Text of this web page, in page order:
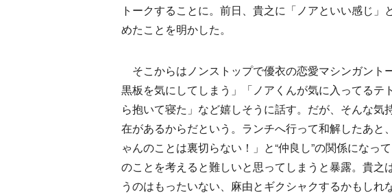
トークすることに。前日、貴之に「ノアといい感じ
めたことを明かした。
そこからはノンストップで優衣の恋愛マシンガント
黒板を気にしてしまう」「ノアくんが気に入ってる
ら抱いて寝た」など嬉しそうに話す。だが、そんな
在があるからだという。ランチへ行って和解したあと
ゃんのことは裏切らない！」と“仲良し”の関係になっ
のことを考えると難しいと思ってしまうと暴露。貴之
うのはもったいない、麻由とギクシャクするかもし